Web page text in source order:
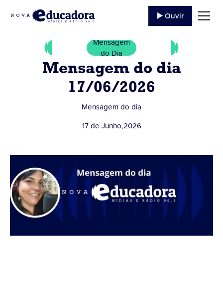
▶️ Ouvir
Mensagem
do Dia
Mensagem do dia
17/06/2026
Mensagem do dia
17 de Junho,2026